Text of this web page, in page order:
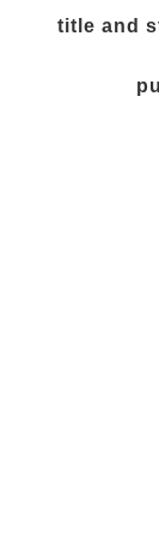
title and